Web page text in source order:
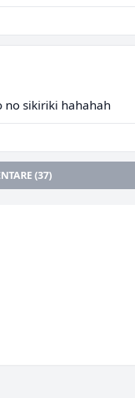
no sikiriki hahahah
(37)